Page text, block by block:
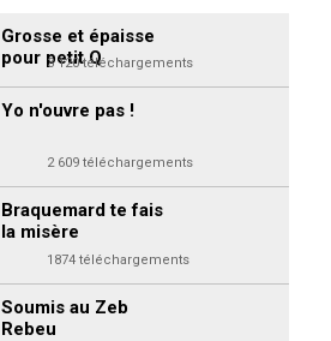
Grosse et épaisse
pour petit Q
3 120 téléchargements
Yo n'ouvre pas !
2 609 téléchargements
Braquemard te fais
la misère
1874 téléchargements
Soumis au Zeb
Rebeu